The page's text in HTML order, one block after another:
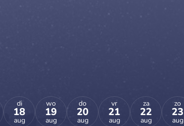
di
18
aug
wo
19
aug
do
20
aug
vr
21
aug
za
22
aug
zo
23
aug